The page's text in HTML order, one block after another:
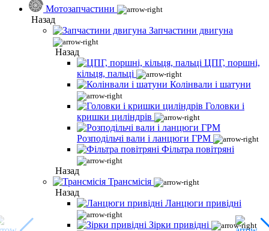
Мотозапчастини
Назад
Запчастини двигуна
Назад
ЦПГ, поршні,
кільця, пальці
Колінвали і шатуни
Головки і
кришки циліндрів
Розподільчі вали і ланцюги ГРМ
Фільтра повітряні
Назад
Трансмісія
Назад
Ланцюги привідні
Зірки привідні